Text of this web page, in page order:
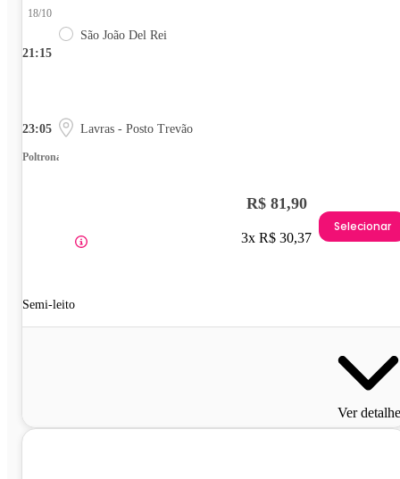
21:15
18/10
São João Del Rei
23:05 Lavras - Posto Trevão
Poltrona
Semi-leito
R$ 81,90
3x R$ 30,37
Selecionar
Ver